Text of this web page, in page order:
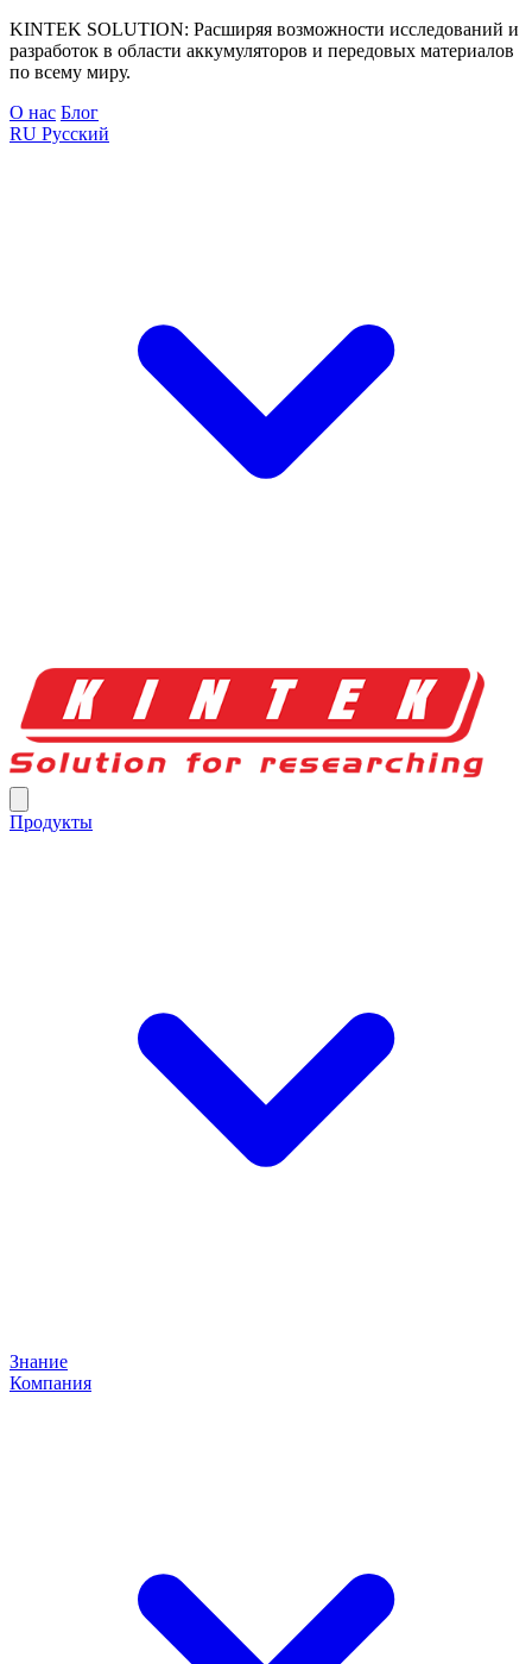
KINTEK SOLUTION: Расширяя возможности исследований и
разработок в области аккумуляторов и передовых материалов
по всему миру.
О нас Блог
RU Русский
Продукты
Знание
Компания